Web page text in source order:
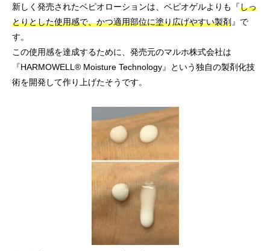
新しく発売されたベピオローションは、ベピオゲルよりも『しっ
とりとした使用感で、かつ適用部位に塗り広げやすい製剤』で
す。
この使用感を達成するために、発売元のマルホ株式会社は
『HARMOWELL® Moisture Technology』という独自の製剤化技
術を開発して作り上げたそうです。